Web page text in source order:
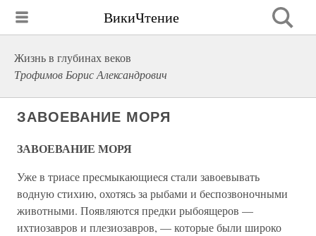
ВикиЧтение
Жизнь в глубинах веков
Трофимов Борис Александрович
ЗАВОЕВАНИЕ МОРЯ
ЗАВОЕВАНИЕ МОРЯ
Уже в триасе пресмыкающиеся стали завоевывать
водную стихию, охотясь за рыбами и беспозвоночными
животными. Появляются предки рыбоящеров —
ихтиозавров и плезиозавров, — которые были широко